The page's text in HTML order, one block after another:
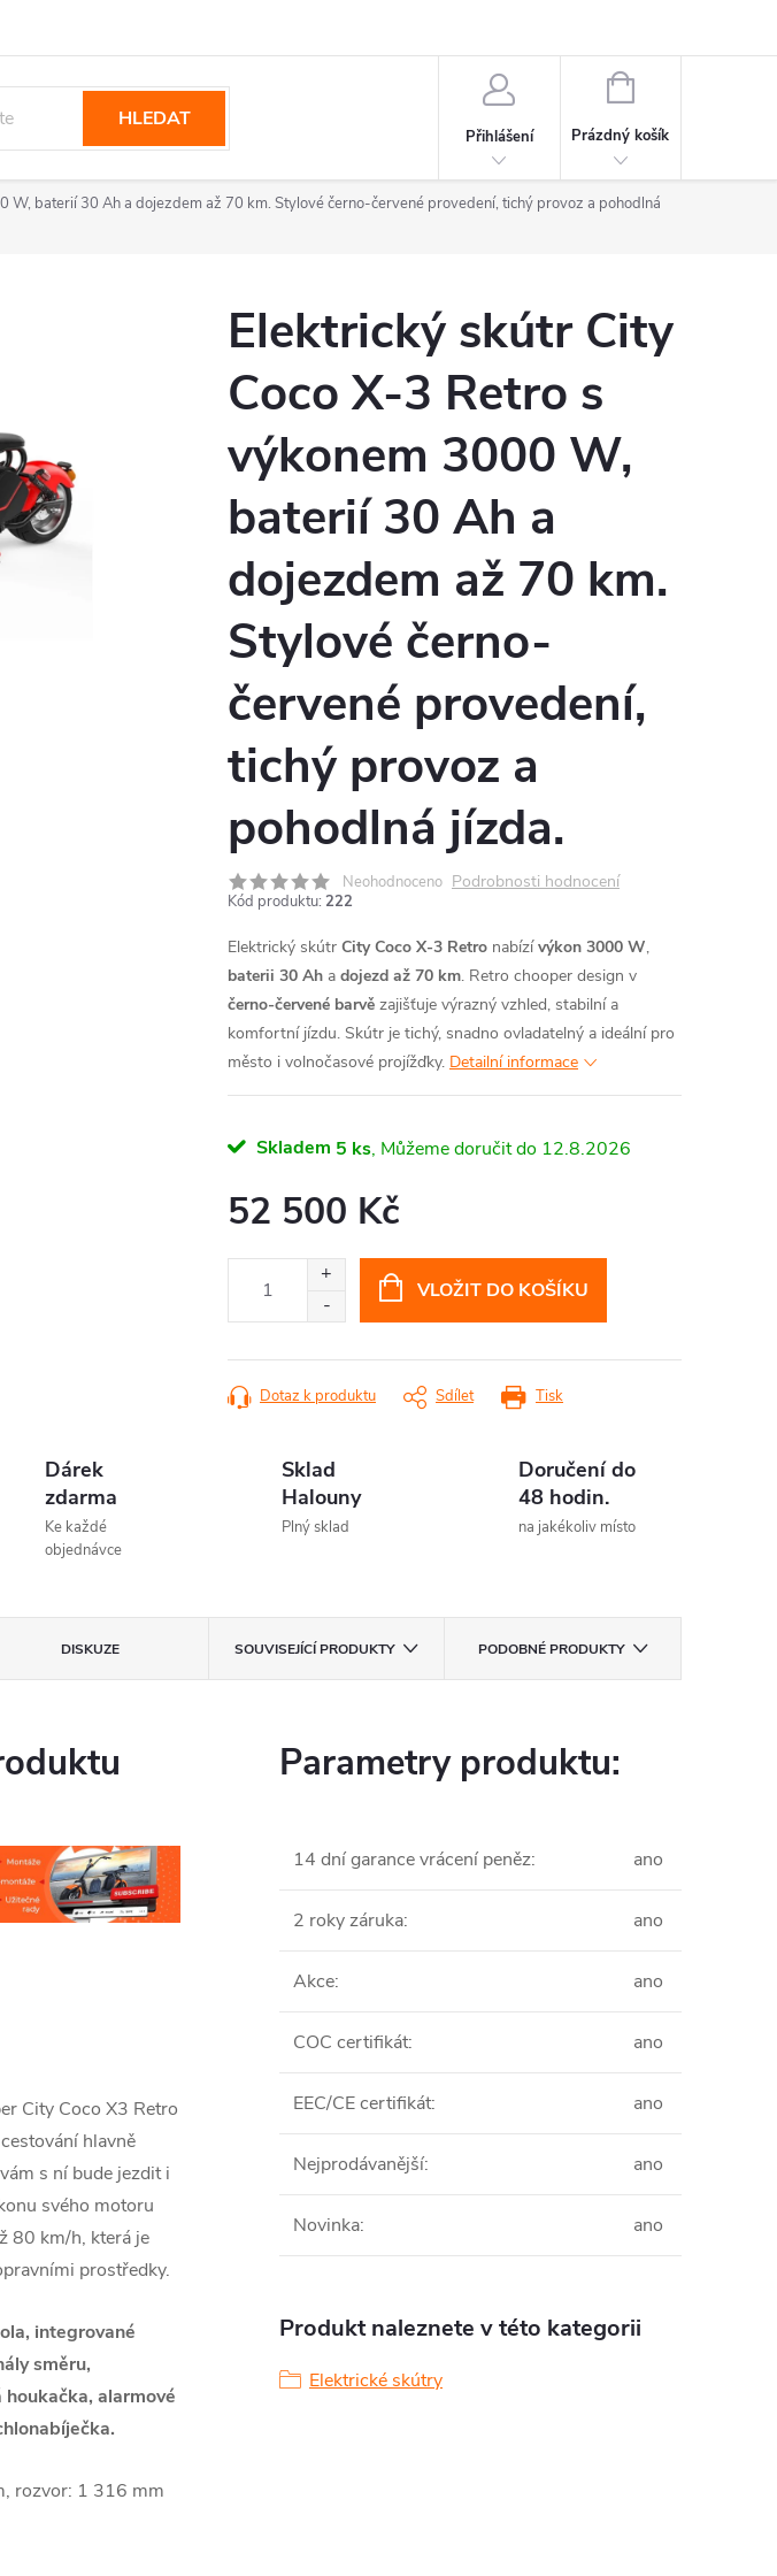
HLEDAT
Přihlášení
NÁKUPNÍ
Prázdný košík
W, baterií 30 Ah a dojezdem až 70 km. Stylové černo-červené provedení, tichý provoz a pohodlná
Elektrický skútr City
Coco X-3 Retro s
výkonem 3000 W,
baterií 30 Ah a
dojezdem až 70 km.
Stylové černo-
červené provedení,
tichý provoz a
pohodlná jízda.
Neohodnoceno Podrobnosti hodnocení
Kód produktu: 222
Elektrický skútr City Coco X-3 Retro nabízívýkon 3000 W,
baterii 30 Ah a dojezd až 70 km. Retro chooper design v
černo-červené barvě zajišťuje výrazný vzhled, stabilní a
komfortní jízdu. Skútr je tichý, snadno ovladatelný a ideální pro
město i volnočasové projížďky. Detailní informace
Skladem 5 ks 12.8.2026
52 500 Kč
VLOŽIT DO KOŠÍKU
Tisk
Dotaz k produktu Sdílet
Dárek
zdarma
Ke každé
objednávce
Sklad
Halouny
Plný sklad
Doručení do
48 hodin.
na jakékoliv místo
DISKUZE SOUVISEJÍCÍ PRODUKTY PODOBNÉ PRODUKTY
City Coco X3 Retro
hlavně
s ní bude jezdit i
svého motoru
80 km/h, která je
prostředky.
integrované
směru,
alarmové
rozvor: 1 316 mm
Parametry produktu:
14 dní garance vrácení peněz: ano
2 roky záruka: ano
Akce: ano
COC certifikát: ano
EEC/CE certifikát: ano
Nejprodávanější: ano
Novinka: ano
Produkt naleznete v této kategorii
Elektrické skútry